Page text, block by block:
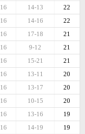
22
14-13
16
22
14-16
16
21
17-18
16
21
9-12
16
21
15-21
16
20
13-11
16
20
13-17
16
20
10-15
16
19
13-16
16
19
14-19
16